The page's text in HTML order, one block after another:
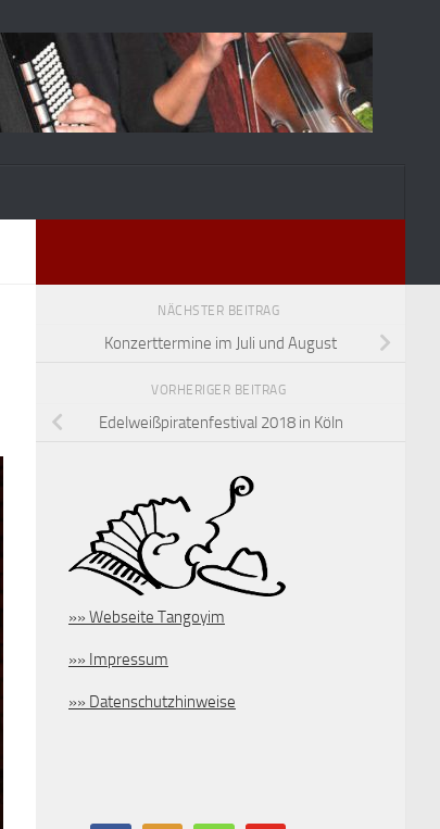
NÄCHSTER BEITRAG
Konzerttermine im Juli und August
VORHERIGER BEITRAG
Edelweißpiratenfestival 2018 in Köln
»» Webseite Tangoyim
»» Impressum
»» Datenschutzhinweise